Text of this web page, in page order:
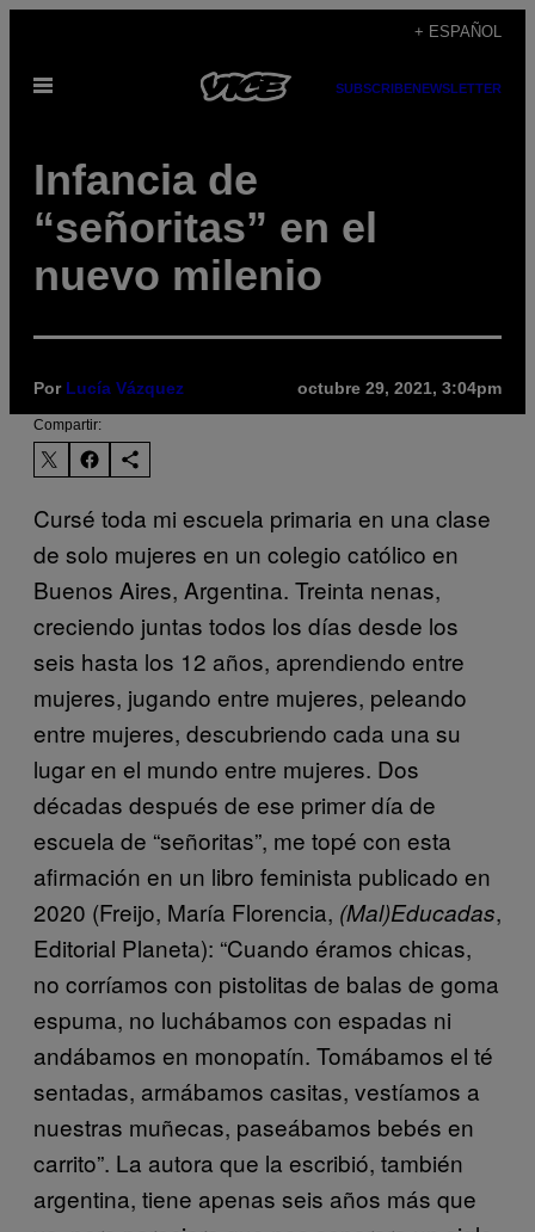
contenido
+ ESPAÑOL
Abrir
SUBSCRIBENEWSLETTER
Infancia de
“señoritas” en el
nuevo milenio
Por Lucía Vázquez octubre 29, 2021, 3:04pm
Compartir:
Cursé toda mi escuela primaria en una clase
de solo mujeres en un colegio católico en
Buenos Aires, Argentina. Treinta nenas,
creciendo juntas todos los días desde los
seis hasta los 12 años, aprendiendo entre
mujeres, jugando entre mujeres, peleando
entre mujeres, descubriendo cada una su
lugar en el mundo entre mujeres. Dos
décadas después de ese primer día de
escuela de “señoritas”, me topé con esta
afirmación en un libro feminista publicado en
2020 (Freijo, María Florencia, (Mal)Educadas,
Editorial Planeta): “Cuando éramos chicas,
no corríamos con pistolitas de balas de goma
espuma, no luchábamos con espadas ni
andábamos en monopatín. Tomábamos el té
sentadas, armábamos casitas, vestíamos a
nuestras muñecas, paseábamos bebés en
carrito”. La autora que la escribió, también
argentina, tiene apenas seis años más que